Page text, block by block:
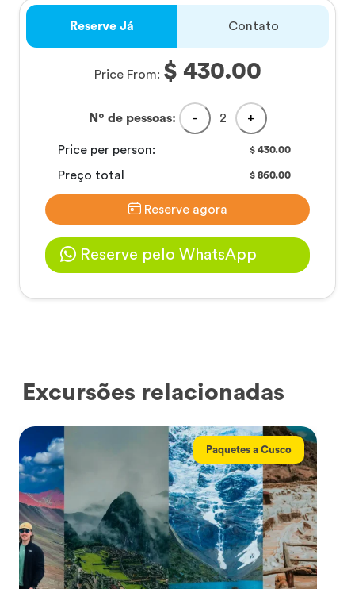
Reserve Já Contato
Price From: $ 430.00
Nº de pessoas: - 2 +
Price per person: $430.00
Preço total $860.00
Reserve agora
Reserve pelo WhatsApp
Excursões relacionadas
Paquetes a Cusco